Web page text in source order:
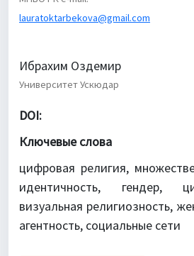
lauratoktarbekova@gmail.com
Ибрахим Оздемир
Университет Ускюдар
DOI:
Ключевые слова
цифровая религия,
идентичность, гендер,
визуальная религиозность,
агентность, социальные сети